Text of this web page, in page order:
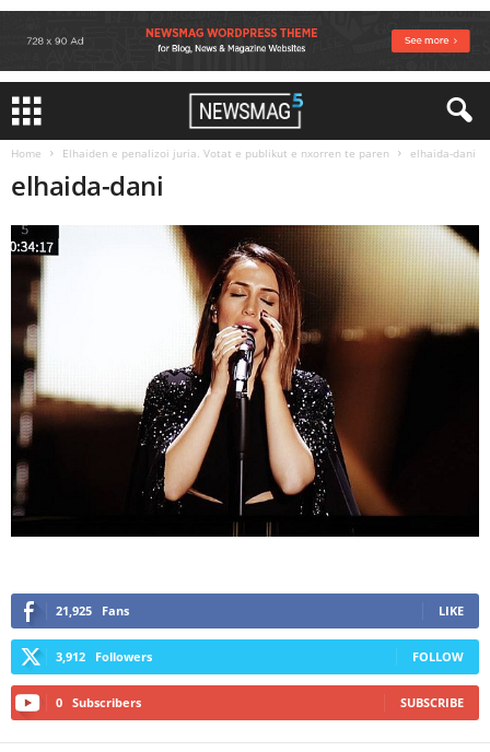
Home Elhaiden e penalizoi juria. Votat e publikut e nxorren te paren elhaida-dani
elhaida-dani
21,925 Fans LIKE
3,912 Followers FOLLOW
0 Subscribers SUBSCRIBE